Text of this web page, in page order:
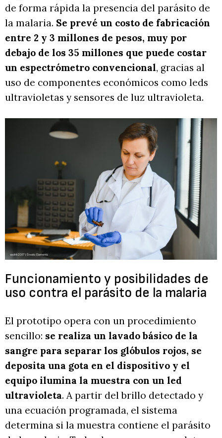
de forma rápida la presencia del parásito de
la malaria. Se prevé un costo de fabricación
entre 2 y 3 millones de pesos, muy por
debajo de los 35 millones que puede costar
un espectrómetro convencional, gracias al
uso de componentes económicos como leds
ultravioletas y sensores de luz ultravioleta.
Funcionamiento y posibilidades de
uso contra el parásito de la malaria
El prototipo opera con un procedimiento
sencillo: se realiza un lavado básico de la
sangre para separar los glóbulos rojos, se
deposita una gota en el dispositivo y el
equipo ilumina la muestra con un led
ultravioleta. A partir del brillo detectado y
una ecuación programada, el sistema
determina si la muestra contiene el parásito